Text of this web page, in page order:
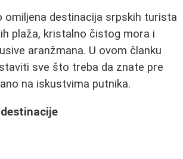
omiljena destinacija srpskih turista
plaža, kristalno čistog mora i
aranžmana. U ovom članku
sve što treba da znate pre
na iskustvima putnika.